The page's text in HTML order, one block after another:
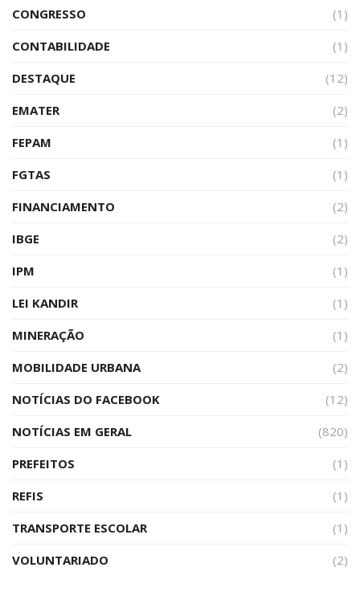
CONGRESSO
(1)
CONTABILIDADE
(1)
DESTAQUE
(12)
EMATER
(2)
FEPAM
(1)
FGTAS
(1)
FINANCIAMENTO
(2)
IBGE
(2)
IPM
(1)
LEI KANDIR
(1)
MINERAÇÃO
(1)
MOBILIDADE URBANA
(2)
NOTÍCIAS DO FACEBOOK
(12)
NOTÍCIAS EM GERAL
(820)
PREFEITOS
(1)
REFIS
(1)
TRANSPORTE ESCOLAR
(1)
VOLUNTARIADO
(2)